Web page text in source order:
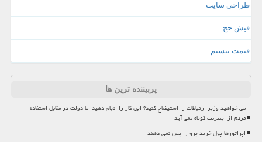
طراحی سایت
فیش حج
قیمت بیسیم
پربیننده ترین ها
می خواهید وزیر ارتباطات را استیضاح کنید؟ این کار را انجام دهید اما دولت در مقابل استفاده
مردم از اینترنت کوتاه نمی آید
اپراتورها پول خرید پرو را پس نمی دهند